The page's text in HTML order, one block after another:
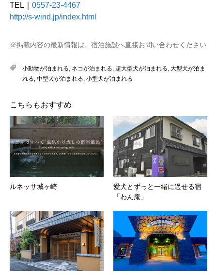
TEL｜ 0557-23-4467
http://s-wind.jp/index.html
※掲載内容の最新情報は、宿泊施設へ直接お問い合わせください
小動物が泊まれる, ネコが泊まれる, 超大型犬が泊まれる, 大型犬が泊ま
れる, 中型犬が泊まれる, 小型犬が泊まれる
こちらもおすすめ
ルネッサ城ヶ崎
愛犬とずっと一緒に過せる宿
「わん庵」